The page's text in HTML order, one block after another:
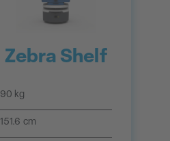
Zebra Shelf
90 kg
151.6 cm